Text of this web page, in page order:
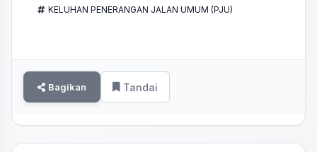
KELUHAN PENERANGAN JALAN UMUM (PJU)
Bagikan Tandai